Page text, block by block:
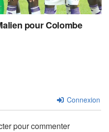
pour Colombe
Connexion
pour commenter